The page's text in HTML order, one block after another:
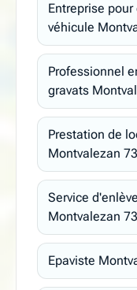
Entreprise
véhicule
Professionnel
gravats
Prestation de
Montvalezan
Service
Montvalezan
Epaviste